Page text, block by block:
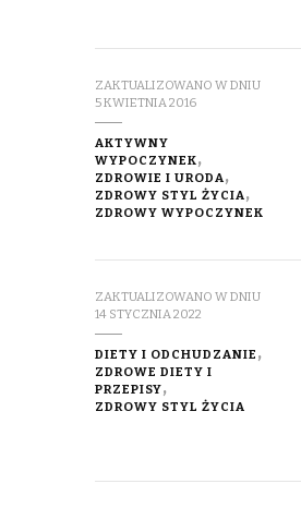
ZAKTUALIZOWANO W DNIU
5 KWIETNIA 2016
AKTYWNY
WYPOCZYNEK
ZDROWIE I URODA
ZDROWY STYL ŻYCIA
ZDROWY WYPOCZYNEK
ZAKTUALIZOWANO W DNIU
14 STYCZNIA 2022
DIETY I ODCHUDZANIE
ZDROWE DIETY I
PRZEPISY
ZDROWY STYL ŻYCIA